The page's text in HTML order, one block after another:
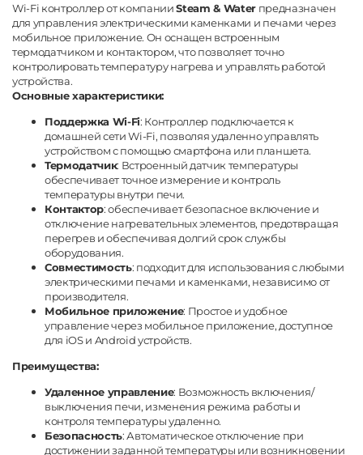
Wi-Fi контроллер от компанииSteam & Water предназначен
для управления электрическими каменками и печами через
мобильное приложение. Он оснащен встроенным
термодатчиком и контактором, что позволяет точно
контролировать температуру нагрева и управлять работой
устройства.
Основные характеристики:
Поддержка Wi-Fi: Контроллер подключается к
домашней сети Wi-Fi, позволяя удаленно управлять
устройством с помощью смартфона или планшета.
Термодатчик: Встроенный датчик температуры
обеспечивает точное измерение и контроль
температуры внутри печи.
Контактор: обеспечивает безопасное включение и
отключение нагревательных элементов, предотвращая
перегрев и обеспечивая долгий срок службы
оборудования.
Совместимость: подходит для использования с любыми
электрическими печами и каменками, независимо от
производителя.
Мобильное приложение: Простое и удобное
управление через мобильное приложение, доступное
для iOS и Android устройств.
Преимущества:
Удаленное управление: Возможность включения/
выключения печи, изменения режима работы и
контроля температуры удаленно.
Безопасность: Автоматическое отключение при
достижении заданной температуры или возникновении